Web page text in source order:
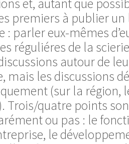
et, autant que
premiers à publier
: parler eux-mêmes
réguliéres de la
autour de
mais les discussions
(sur la région,
Trois/quatre points
ou pas : le
le